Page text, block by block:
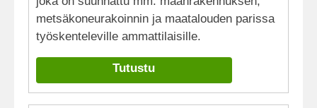
metsäkoneurakoinnin ja maatalouden parissa
työskenteleville ammattilaisille.
Tutustu